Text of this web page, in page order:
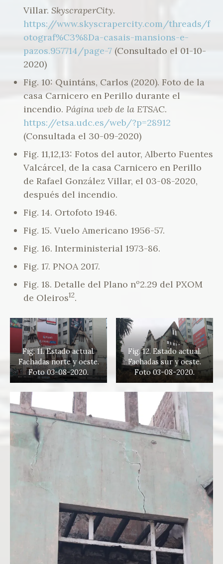
Villar. SkyscraperCity.
https://www.skyscrapercity.com/threads/f
otograf%C3%8Da-casais-mansions-e-
pazos.957714/page-7 (Consultado el 01-10-
2020)
Fig. 10: Quintáns, Carlos (2020). Foto de la
casa Carnicero en Perillo durante el
incendio. Página web de la ETSAC.
https://etsa.udc.es/web/?p=28912
(Consultada el 30-09-2020)
Fig. 11,12,13: Fotos del autor, Alberto Fuentes
Valcárcel, de la casa Carnicero en Perillo
de Rafael González Villar, el 03-08-2020,
después del incendio.
Fig. 14. Ortofoto 1946.
Fig. 15. Vuelo Americano 1956-57.
Fig. 16. Interministerial 1973-86.
Fig. 17. PNOA 2017.
Fig. 18. Detalle del Plano nº2.29 del PXOM
de Oleiros12.
Fig. 11. Estado actual.
Fachadas norte y oeste.
Foto 03-08-2020.
Fig. 12. Estado actual.
Fachadas sur y oeste.
Foto 03-08-2020.